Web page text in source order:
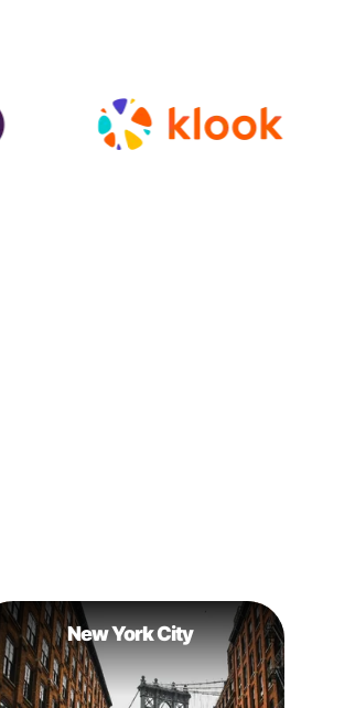
New York City